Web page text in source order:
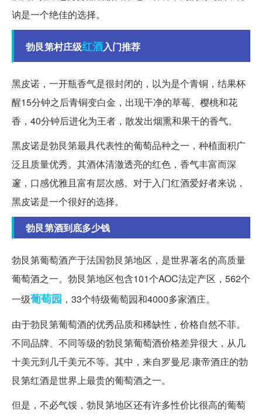
讷是一个绝佳的选择。
勃艮第村庄级红酒入门推荐
黑皮诺，一开瓶香气是很封闭的，以为是个青铜，结果杯
醒15分钟之后青铜变白金，出现干净的草莓、樱桃和花
香，40分钟后进化为王者，散发出烟熏和果干的香气。
黑皮诺是勃艮第最具代表性的葡萄品种之一，种植面积广
泛且质量优秀。其酒体清澈透亮的红色，香气丰富而深
邃，口感优雅且富有层次感。对于入门红酒爱好者来说，
黑皮诺是一个很好的选择。
勃艮第酒到底多少钱
勃艮第葡萄酒产于法国勃艮第地区，是世界著名的高质量
葡萄酒之一。勃艮第地区包含101个AOC法定产区，562个
一级葡萄园 ，33个特级葡萄园和4000多家酒庄。
由于勃艮第葡萄酒的优秀品质和稀缺性，价格自然不菲。
不同品牌、不同等级的勃艮第葡萄酒价格差异很大，从几
十美元到几千美元不等。其中，来自罗曼尼·康帝酒庄的勃
艮第红酒是世界上最贵的葡萄酒之一。
但是，不必气馁，勃艮第地区还有许多性价比很高的葡萄